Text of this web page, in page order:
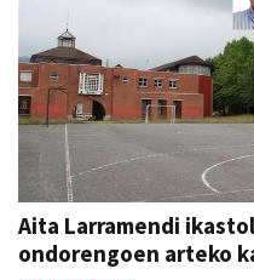
Aita Larramendi
ondorengoen arteko